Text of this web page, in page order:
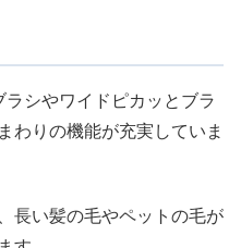
シやワイドピカッとブラ
わりの機能が充実していま
長い髪の毛やペットの毛が